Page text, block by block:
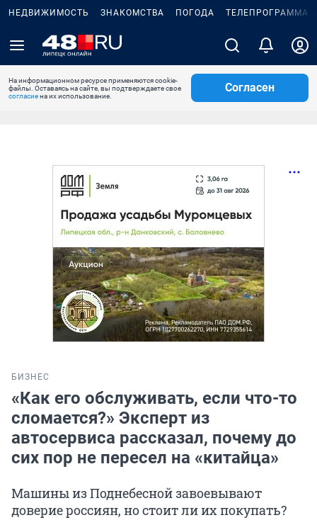
НЕДВИЖИМОСТЬ ЗНАКОМСТВА ПОГОДА ТЕЛЕПРОГРАММА
На информационном ресурсе применяются cookie-
файлы. Оставаясь на сайте, вы подтверждаете свое
согласиена их использование.
Согласен
БИЗНЕС
«Как его обслуживать, если что-то
сломается?» Эксперт из
автосервиса рассказал, почему до
сих пор не пересел на «китайца»
Машины из Поднебесной завоевывают
доверие россиян, но стоит ли их покупать?